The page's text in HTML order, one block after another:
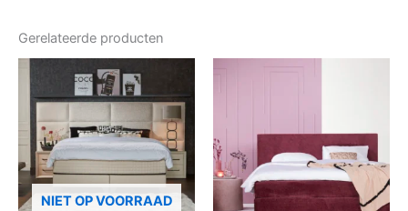
Gerelateerde producten
NIET OP VOORRAAD